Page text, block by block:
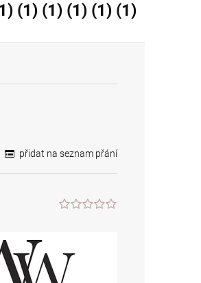
(1) (1) (1) (1) (1)
přidat na seznam přání